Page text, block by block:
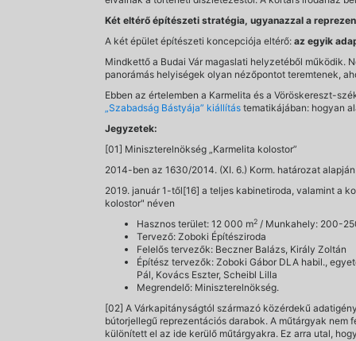
Két eltérő építészeti stratégia, ugyanazzal a
A két épület építészeti koncepciója eltérő: az egyik
Mindkettő a Budai Vár magaslati helyzetéből működik.
panorámás helyiségek olyan nézőpontot teremtenek,
Ebben az értelemben a Karmelita és a Vöröskereszt-
„Szabadság Bástyája” kiállítás tematikájában: hogyan
Jegyzetek:
[01] Miniszterelnökség „Karmelita kolostor”
2014-ben az 1630/2014. (XI. 6.) Korm. határozat
2019. január 1-től[16] a teljes kabinetiroda, valamint a
kolostor" néven
Hasznos terület: 12 000 m2 / Munkahely: 200-
Tervező: Zoboki Építésziroda
Felelős tervezők: Beczner Balázs, Király Zoltán
Építész tervezők: Zoboki Gábor DLA habil.,
Pál, Kovács Eszter, Scheibl Lilla
Megrendelő: Miniszterelnökség.
[02] A Várkapitányságtól származó közérdekű
bútorjellegű reprezentációs darabok. A műtárgyak nem
különített el az ide kerülő műtárgyakra. Ez arra utal,